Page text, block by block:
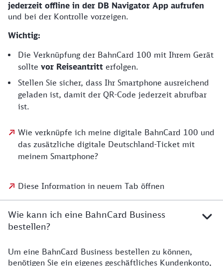
jederzeit offline in der DB Navigator App aufrufen
und bei der Kontrolle vorzeigen.
Wichtig:
Die Verknüpfung der BahnCard 100 mit Ihrem Gerät
sollte vor Reiseantritt erfolgen.
Stellen Sie sicher, dass Ihr Smartphone ausreichend
geladen ist, damit der QR-Code jederzeit abrufbar
ist.
Wie verknüpfe ich meine digitale BahnCard 100 und
das zusätzliche digitale Deutschland-Ticket mit
meinem Smartphone?
Diese Information in neuem Tab öffnen
Wie kann ich eine BahnCard Business
bestellen?
Um eine BahnCard Business bestellen zu können,
benötigen Sie ein eigenes geschäftliches Kundenkonto,